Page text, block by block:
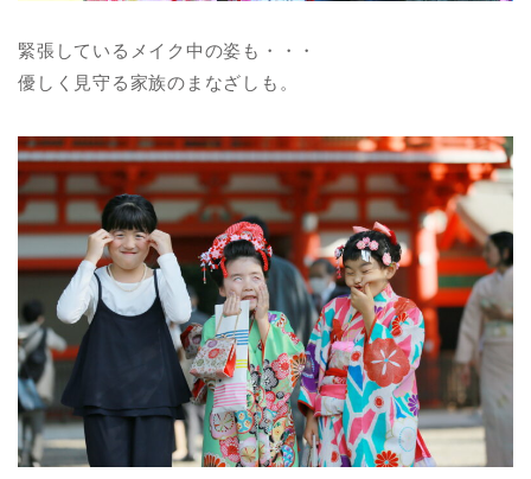
緊張しているメイク中の姿も・・・
優しく見守る家族のまなざしも。